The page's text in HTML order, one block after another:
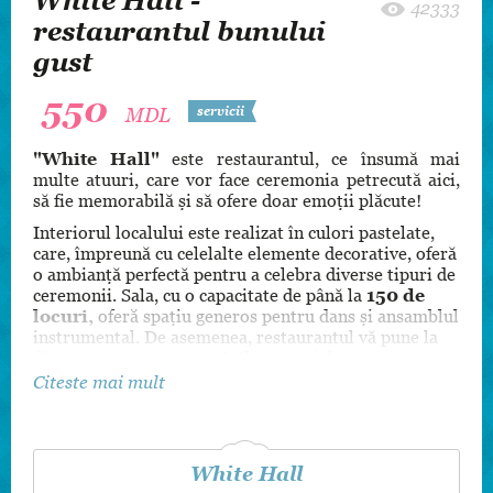
restaurantul bunului
gust
42333
550 MDL servicii
"White Hall"este restaurantul, ce însumă mai
multe atuuri, care vor face ceremonia petrecută aici,
să fie memorabilă și să ofere doar emoții plăcute!
Interiorul localului este realizat în culori pastelate,
care, împreună cu celelalte elemente decorative, oferă
o ambianță perfectă pentru a celebra diverse tipuri de
ceremonii. Sala, cu o capacitate de până la 150 de
locuri, oferă spațiu generos pentru dans și ansamblul
instrumental. De asemenea, restaurantul vă pune la
pentru confortul tinerilor însurăței.
pot satisface pofta oricărui mesean. Ba și mai mult,
fiecare oaspete va rămâne plăcut surprins de
Citeste mai mult
White Hall